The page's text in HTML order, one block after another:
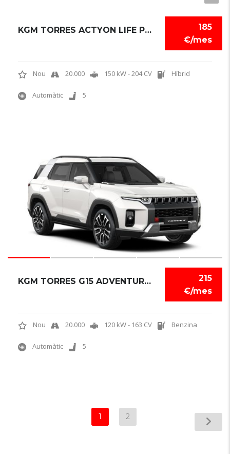
185
€/mes
KGM TORRES ACTYON LIFE PLUS HEV
Nou 20.000 150 kW - 204 CV Híbrid
Automàtic 5
215
€/mes
KGM TORRES G15 ADVENTURE 4X4
Nou 20.000 120 kW - 163 CV Benzina
Automàtic 5
1 2